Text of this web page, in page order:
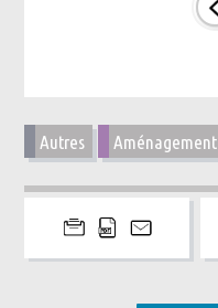
Autres Aménagement